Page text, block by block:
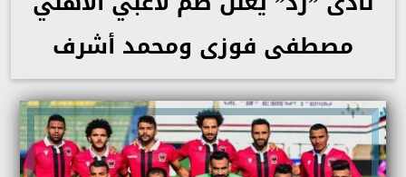
مصطفى فوزى ومحمد أشرف